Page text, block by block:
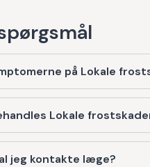
på Lokale
Lokale
jeg kontakte læge?